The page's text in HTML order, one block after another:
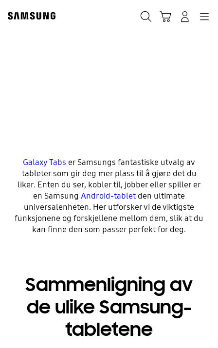
content
Galaxy Tabs er Samsungs fantastiske utvalg av
tableter som gir deg mer plass til å gjøre det du
liker. Enten du ser, kobler til, jobber eller spiller er
en Samsung Android-tablet den ultimate
universalenheten. Her utforsker vi de viktigste
funksjonene og forskjellene mellom dem, slik at du
kan finne den som passer perfekt for deg.
Sammenligning av
de ulike Samsung-
tabletene